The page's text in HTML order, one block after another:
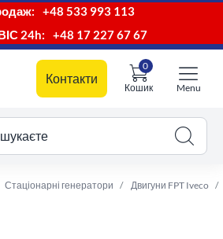
+48 533 993 113
24h:
+48 17 227 67 67
Контакти
Кошик
0
Menu
Стаціонарні генератори Двигуни FPT Iveco